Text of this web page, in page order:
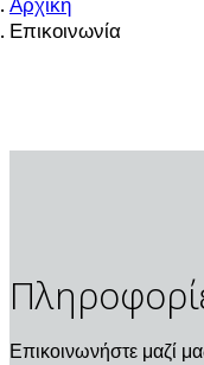
Επικοινωνία
Επικοινωνήστε μαζί